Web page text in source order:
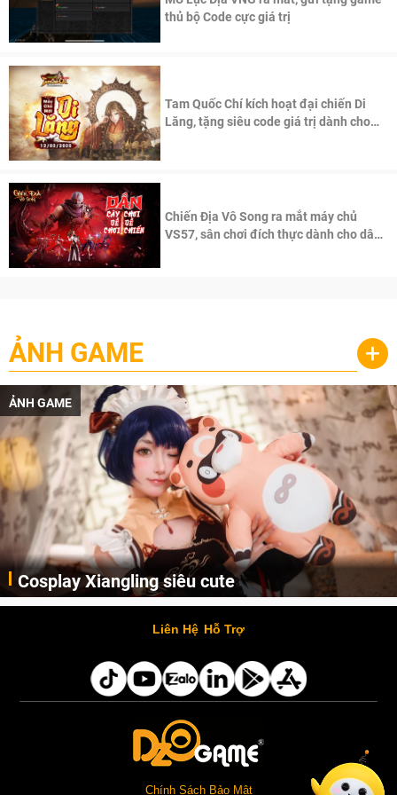
thủ bộ Code cực giá trị
Tam Quốc Chí kích hoạt đại chiến Di
Lăng, tặng siêu code giá trị dành cho
Chiến Địa Vô Song ra mắt máy chủ
VS57, sân chơi đích thực dành cho dân
ẢNH GAME +
ẢNH GAME
Cosplay Xiangling siêu cute
Cùng thưởng thức những hình ảnh cosplay Xiangling trong Genshin Impact siêu dễ thương của người dùng Weibo "阿包也是兔娘"
Liên Hệ Hỗ Trợ
Chính Sách Bảo Mật